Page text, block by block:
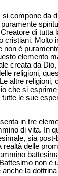
compone da
di
è
elemento
creata da
religioni,
altre
che si
le sue
in tre
di vita. In
sia
delle
non è
la